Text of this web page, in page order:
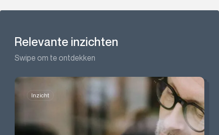
Relevante inzichten
Swipe om te ontdekken
Inzicht